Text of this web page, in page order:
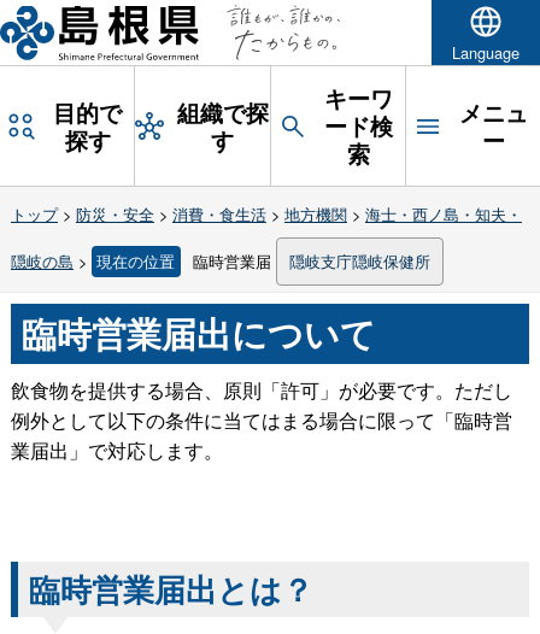
Language
目的で
探す
組織で探
す
キーワ
ード検
索
メニュ
ー
トップ> 防災・安全> 消費・食生活> 地方機関> 海士・西ノ島・知夫・
隠岐の島 > 現在の位置 臨時営業届 隠岐支庁隠岐保健所
臨時営業届出について
飲食物を提供する場合、原則「許可」が必要です。ただし
例外として以下の条件に当てはまる場合に限って「臨時営
業届出」で対応します。
臨時営業届出とは？